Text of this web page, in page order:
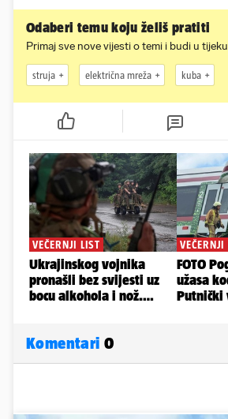
Odaberi temu koju želiš pratiti
Primaj sve nove vijesti o temi i budi u tijeku
struja električna mreža kuba
Komentari 0